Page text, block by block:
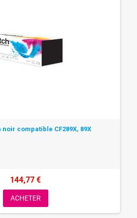
compatible CF289X, 89X
144,77 €
ACHETER